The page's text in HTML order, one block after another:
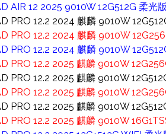
AIR 12 2025 9010W 12G512G 柔
PRO 12.2 2024 麒麟 9010W
PRO 12.2 2024 麒麟 9010W
PRO 12.2 2024 麒麟 9010W
PRO 12.2 2025 麒麟 9010W
PRO 12.2 2025 麒麟 9010W
PRO 12.2 2025 麒麟 9010W
PRO 12.2 2025 麒麟 9010W
PRO 12.2 2025 麒麟 9010W